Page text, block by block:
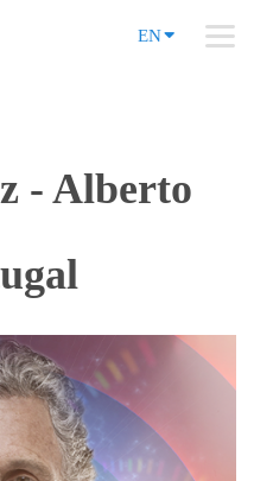
EN
- Alberto